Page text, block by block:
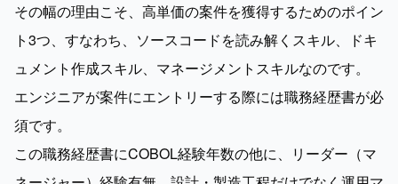
その幅の理由こそ、高単価の案件を獲得するためのポイン
ト3つ、すなわち、ソースコードを読み解くスキル、ドキ
ュメント作成スキル、マネージメントスキルなのです。
エンジニアが案件にエントリーする際には職務経歴書が必
須です。
この職務経歴書にCOBOL経験年数の他に、リーダー（マ